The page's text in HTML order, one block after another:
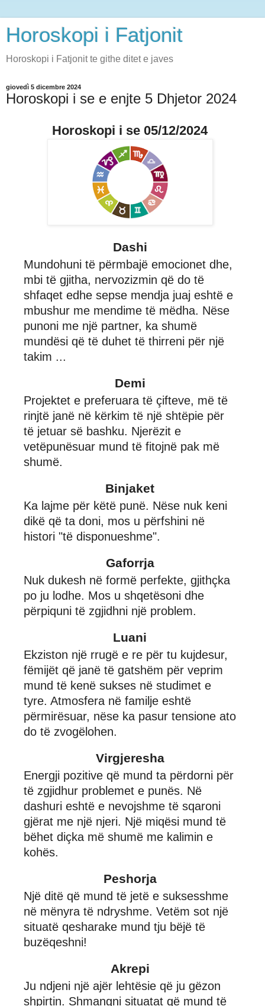
Horoskopi i Fatjonit
Horoskopi i Fatjonit te githe ditet e javes
giovedì 5 dicembre 2024
Horoskopi i se e enjte 5 Dhjetor 2024
Horoskopi i se 05/12/2024
Dashi
Mundohuni të përmbajë emocionet dhe,
mbi të gjitha, nervozizmin që do të
shfaqet edhe sepse mendja juaj eshtë e
mbushur me mendime të mëdha. Nëse
punoni me një partner, ka shumë
mundësi që të duhet të thirreni për një
takim ...
Demi
Projektet e preferuara të çifteve, më të
rinjtë janë në kërkim të një shtëpie për
të jetuar së bashku. Njerëzit e
vetëpunësuar mund të fitojnë pak më
shumë.
Binjaket
Ka lajme për këtë punë. Nëse nuk keni
dikë që ta doni, mos u përfshini në
histori "të disponueshme".
Gaforrja
Nuk dukesh në formë perfekte, gjithçka
po ju lodhe. Mos u shqetësoni dhe
përpiquni të zgjidhni një problem.
Luani
Ekziston një rrugë e re për tu kujdesur,
fëmijët që janë të gatshëm për veprim
mund të kenë sukses në studimet e
tyre. Atmosfera në familje eshtë
përmirësuar, nëse ka pasur tensione ato
do të zvogëlohen.
Virgjeresha
Energji pozitive që mund ta përdorni për
të zgjidhur problemet e punës. Në
dashuri eshtë e nevojshme të sqaroni
gjërat me një njeri. Një miqësi mund të
bëhet diçka më shumë me kalimin e
kohës.
Peshorja
Një ditë që mund të jetë e suksesshme
në mënyra të ndryshme. Vetëm sot një
situatë qesharake mund tju bëjë të
buzëqeshni!
Akrepi
Ju ndjeni një ajër lehtësie që ju gëzon
shpirtin. Shmangni situatat që mund të